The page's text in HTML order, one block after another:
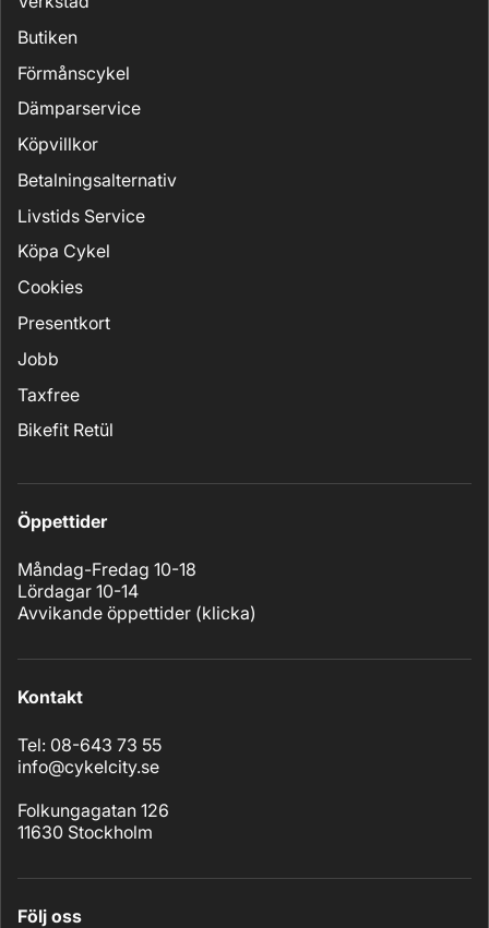
Butiken
Förmånscykel
Dämparservice
Köpvillkor
Betalningsalternativ
Livstids Service
Köpa Cykel
Cookies
Presentkort
Jobb
Taxfree
Bikefit Retül
Öppettider
Måndag-Fredag 10-18
Lördagar 10-14
Avvikande öppettider (klicka)
Kontakt
Tel: 08-643 73 55
info@cykelcity.se
Folkungagatan 126
11630 Stockholm
Följ oss